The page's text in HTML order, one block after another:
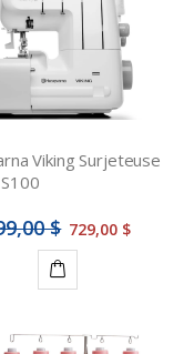
Viking Surjeteuse
$ 729,00 $
au